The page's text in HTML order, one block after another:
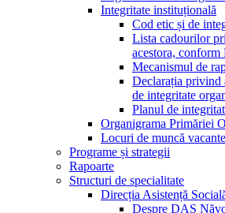
Integritate instituțională
Cod etic și de
Lista cadourilor
acestora,
Mecanismul de
Declarația privind
de integritate
Planul de
Organigrama Primăriei
Locuri de muncă vacante
Programe și strategii
Rapoarte
Structuri de specialitate
Direcția Asistență
Despre DAS